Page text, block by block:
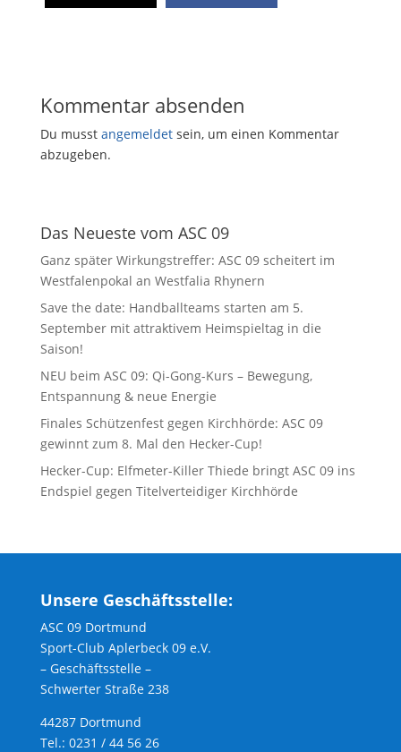
Kommentar absenden
Du musst angemeldetsein, um einen Kommentar
abzugeben.
Das Neueste vom ASC 09
Ganz später Wirkungstreffer: ASC 09 scheitert im
Westfalenpokal an Westfalia Rhynern
Save the date: Handballteams starten am 5.
September mit attraktivem Heimspieltag in die
Saison!
NEU beim ASC 09: Qi-Gong-Kurs – Bewegung,
Entspannung & neue Energie
Finales Schützenfest gegen Kirchhörde: ASC 09
gewinnt zum 8. Mal den Hecker-Cup!
Hecker-Cup: Elfmeter-Killer Thiede bringt ASC 09 ins
Endspiel gegen Titelverteidiger Kirchhörde
Unsere Geschäftsstelle:
ASC 09 Dortmund
Sport-Club Aplerbeck 09 e.V.
– Geschäftsstelle –
Schwerter Straße 238
44287 Dortmund
Tel.: 0231 / 44 56 26